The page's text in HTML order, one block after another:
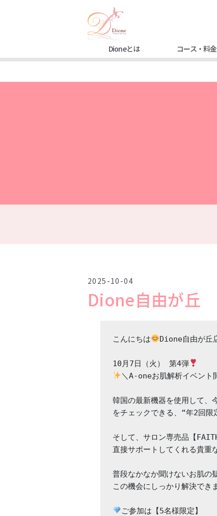
Dioneとは コース・料金
2025-10-04
Dione自由が丘
こんにちは Dione自由が丘
10月7日（火） 第4弾
＼A-oneお肌解析イベント
韓国の最新機器を使用して、
をチェックできる、“年2回限
そして、サロン専売品【
直接サポートしてくれる貴重
普段なかなか聞けないお肌の
この機会にしっかり解決でき
ご参加は【5名様限定】